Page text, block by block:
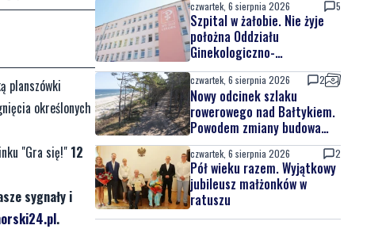
planszówki
określonych
"Gra się!" 12
sygnały i
.
czwartek, 6 sierpnia 2026 5
Szpital w żałobie. Nie żyje
położna Oddziału
Ginekologiczno-
Położniczego
czwartek, 6 sierpnia 2026 2
Nowy odcinek szlaku
rowerowego nad Bałtykiem.
Powodem zmiany budowa
elektrowni jądrowej
czwartek, 6 sierpnia 2026 2
Pół wieku razem. Wyjątkowy
jubileusz małżonków w
ratuszu